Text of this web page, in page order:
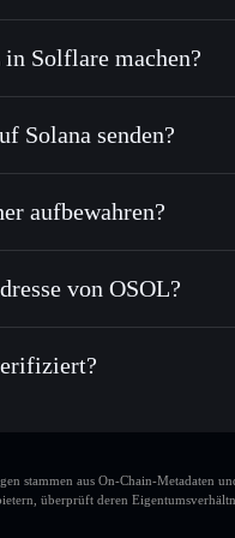
Solflare machen?
gegen SOL, USDC oder
– Schritt für Schritt per
ohne Wallets öffentlich
Solana senden?
Privacy
aufbewahren?
nicht
Aggregator
von OSOL?
OSOL
Solflare-Wallet
stammen aus On-Chain-Metadaten
überprüft deren